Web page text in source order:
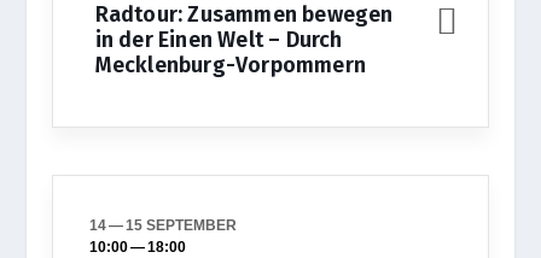
Radtour: Zusammen bewegen
in der Einen Welt – Durch
Mecklenburg-Vorpommern
14 — 15 SEPTEMBER
10:00—18:00